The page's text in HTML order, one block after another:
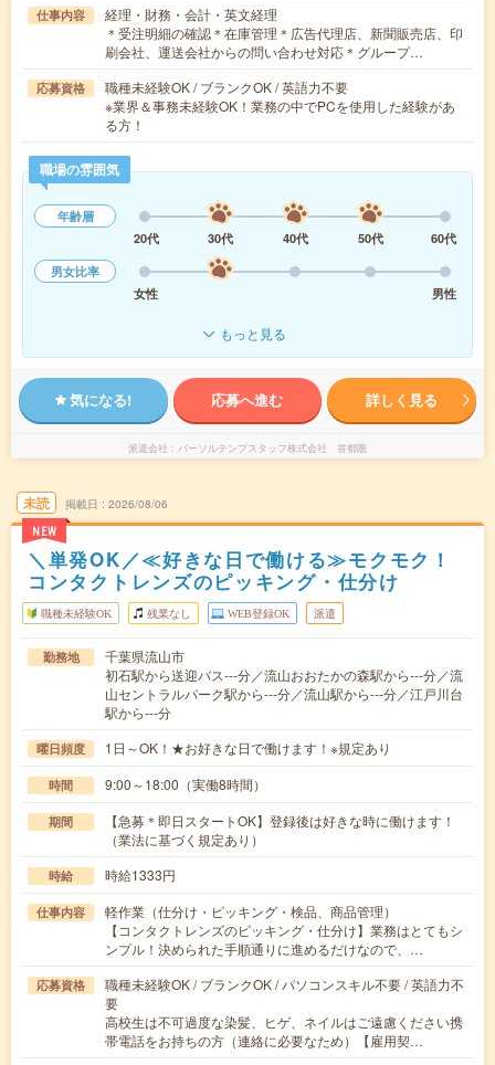
仕事内容
経理・財務・会計・英文経理
＊受注明細の確認＊在庫管理＊広告代理店、新聞販売店、印
刷会社、運送会社からの問い合わせ対応＊グループ…
応募資格
職種未経験OK / ブランクOK / 英語力不要
※業界＆事務未経験OK！業務の中でPCを使用した経験があ
る方！
職場の雰囲気
年齢層
20代
30代 40代 50代
60代
男女比率
女性
男性
もっと見る
気になる! 応募へ進む 詳しく見る
派遣会社 パーソルテンプスタッフ株式会社 首都圏
未読
NEW
掲載日 2026/08/06
＼単発OK／≪好きな日で働ける≫モクモク！
コンタクトレンズのピッキング・仕分け
職種未経験OK 残業なし WEB登録OK 派遣
勤務地
千葉県流山市
初石駅から送迎バス---分／流山おおたかの森駅から---分／流
山セントラルパーク駅から---分／流山駅から---分／江戸川台
駅から---分
曜日頻度 1日～OK！★お好きな日で働けます！※規定あり
時間 9:00～18:00（実働8時間）
期間
【急募＊即日スタートOK】登録後は好きな時に働けます！
（業法に基づく規定あり）
時給 時給1333円
仕事内容
軽作業（仕分け・ピッキング・検品、商品管理）
【コンタクトレンズのピッキング・仕分け】業務はとてもシ
ンプル！決められた手順通りに進めるだけなので、…
応募資格
職種未経験OK / ブランクOK / パソコンスキル不要 / 英語力不
要
高校生は不可過度な染髪、ヒゲ、ネイルはご遠慮ください携
帯電話をお持ちの方（連絡に必要なため）【雇用契…